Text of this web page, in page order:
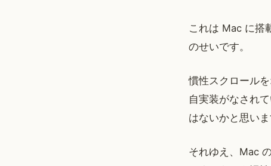
これは Mac に搭
のせいです。
慣性スクロール
自実装がなされ
はないかと思いま
それゆえ、Mac